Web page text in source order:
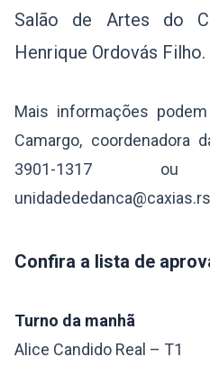
Salão de Artes do
Henrique Ordovás Filho.
Mais informações
Camargo, coordenadora
3901-1317
Confira a lista de
Turno da manhã
Alice Candido Real – T1